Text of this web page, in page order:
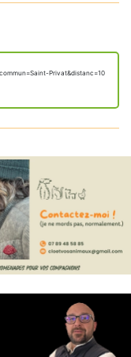
Privat&distanc=10